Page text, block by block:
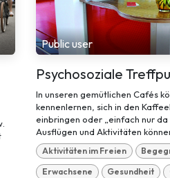
Public user
Psychosoziale
In unseren gemütlichen Cafés
kennenlernen, sich in den
einbringen oder „einfach nur da
Ausflügen und Aktivitäten können
Aktivitäten im Freien
Erwachsene Gesundheit